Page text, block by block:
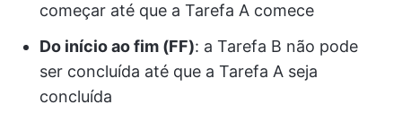
começar até que a Tarefa A comece
Do início ao fim (FF): a Tarefa B não pode
ser concluída até que a Tarefa A seja
concluída